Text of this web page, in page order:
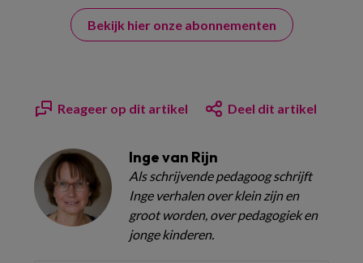
Bekijk hier onze abonnementen
Reageer op dit artikel Deel dit artikel
Inge van Rijn
Als schrijvende pedagoog schrijft
Inge verhalen over klein zijn en
groot worden, over pedagogiek en
jonge kinderen.